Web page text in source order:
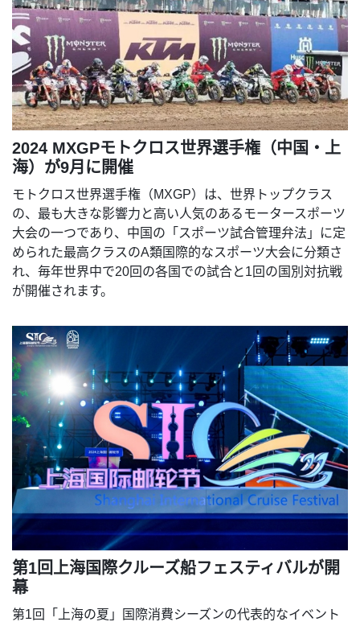
2024 MXGPモトクロス世界選手権（中国・上
海）が9月に開催
モトクロス世界選手権（MXGP）は、世界トップクラス
の、最も大きな影響力と高い人気のあるモータースポーツ
大会の一つであり、中国の「スポーツ試合管理弁法」に定
められた最高クラスのA類国際的なスポーツ大会に分類さ
れ、毎年世界中で20回の各国での試合と1回の国別対抗戦
が開催されます。
第1回上海国際クルーズ船フェスティバルが開
幕
第1回「上海の夏」国際消費シーズンの代表的なイベント